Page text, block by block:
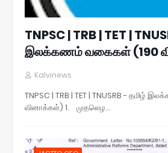
TNPSC | TRB | TET |
இலக்கணம் வகைகள் (190
Kalvinews
TNPSC | TRB | TET | TNUSRB - தமிழ்
வினாக்கள்) 1. முதலெழ…